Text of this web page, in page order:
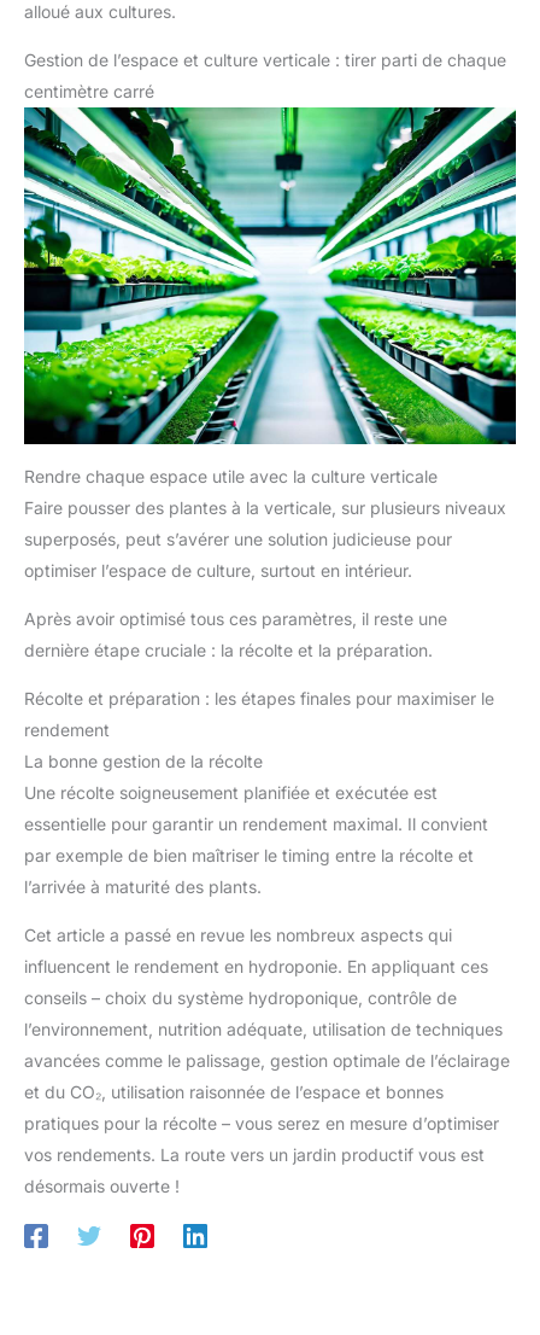
alloué aux cultures.
Gestion de l’espace et culture verticale : tirer parti de chaque
centimètre carré
Rendre chaque espace utile avec la culture verticale
Faire pousser des plantes à la verticale, sur plusieurs niveaux
superposés, peut s’avérer une solution judicieuse pour
optimiser l’espace de culture, surtout en intérieur.
Après avoir optimisé tous ces paramètres, il reste une
dernière étape cruciale : la récolte et la préparation.
Récolte et préparation : les étapes finales pour maximiser le
rendement
La bonne gestion de la récolte
Une récolte soigneusement planifiée et exécutée est
essentielle pour garantir un rendement maximal. Il convient
par exemple de bien maîtriser le timing entre la récolte et
l’arrivée à maturité des plants.
Cet article a passé en revue les nombreux aspects qui
influencent le rendement en hydroponie. En appliquant ces
conseils – choix du système hydroponique, contrôle de
l’environnement, nutrition adéquate, utilisation de techniques
avancées comme le palissage, gestion optimale de l’éclairage
et du CO₂, utilisation raisonnée de l’espace et bonnes
pratiques pour la récolte – vous serez en mesure d’optimiser
vos rendements. La route vers un jardin productif vous est
désormais ouverte !